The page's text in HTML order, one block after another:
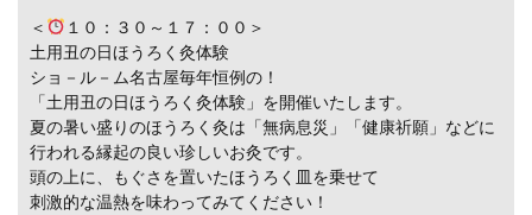
＜
１０：３０～１７：００＞
土用丑の日ほうろく灸体験
ショ－ル－ム名古屋毎年恒例の！
「土用丑の日ほうろく灸体験」を開催いたします。
夏の暑い盛りのほうろく灸は「無病息災」「健康祈願」などに
行われる縁起の良い珍しいお灸です。
頭の上に、もぐさを置いたほうろく皿を乗せて
刺激的な温熱を味わってみてください！